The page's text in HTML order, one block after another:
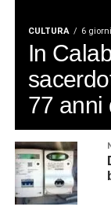
CULTURA 6
In
77 anni